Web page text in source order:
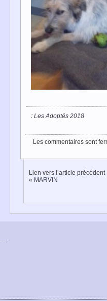
: Les Adoptés 2018
Les commentaires sont
Lien vers l’article précédent
« MARVIN